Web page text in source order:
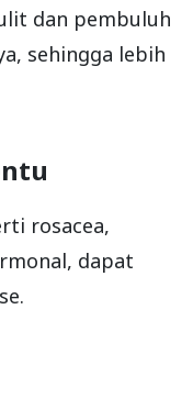
dan pembuluh
sehingga lebih
rosacea,
dapat